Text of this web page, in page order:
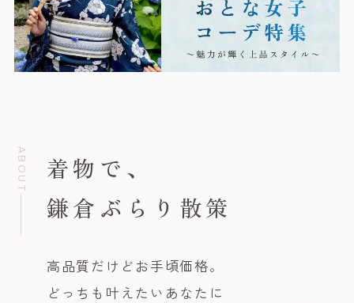
ABOUT
着物で、
鎌倉ぶらり散策
高品質だけどお手頃価格。
どっちも叶えたいあなたに